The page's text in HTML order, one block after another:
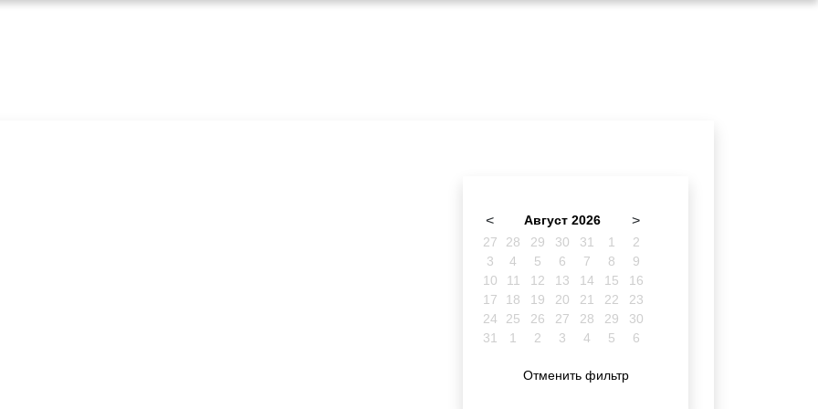
< Август 2026 >
27 28 29 30 31 1
2
3
4 5 6 7 8
9
10
11 12 13 14 15
16
17
18 19 20 21 22
23
24
25 26 27 28 29
30
31
1 2 3 4 5 6
Отменить фильтр